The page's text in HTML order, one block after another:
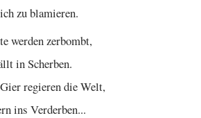
zu blamieren.
werden zerbombt,
in Scherben.
regieren die Welt,
ins Verderben...